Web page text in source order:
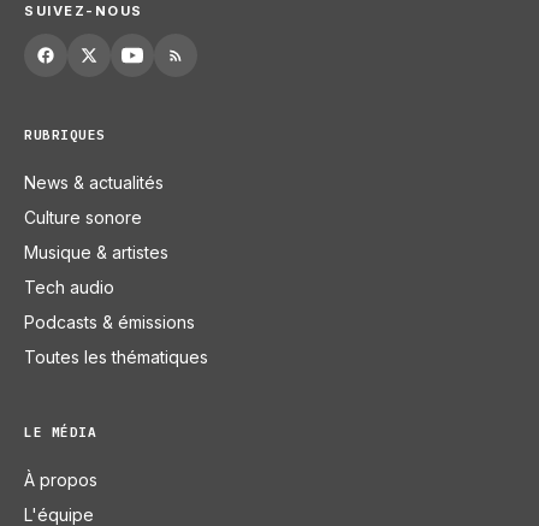
SUIVEZ-NOUS
RUBRIQUES
News & actualités
Culture sonore
Musique & artistes
Tech audio
Podcasts & émissions
Toutes les thématiques
LE MÉDIA
À propos
L'équipe